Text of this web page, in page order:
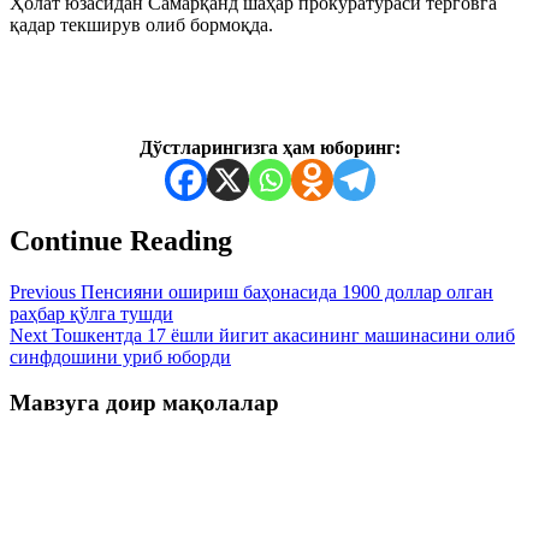
қадар текширув олиб бормоқда.
Дўстларингизга ҳам юборинг:
Continue Reading
Previous Пенсияни ошириш баҳонасида 1900 доллар олган
раҳбар қўлга тушди
Next Тошкентда 17 ёшли йигит акасининг машинасини олиб
синфдошини уриб юборди
Мавзуга доир мақолалар